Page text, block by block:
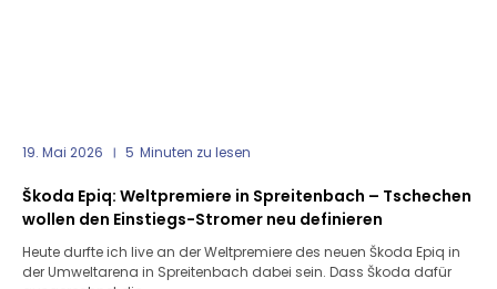
19. Mai 2026 5 Minuten zu lesen
Škoda Epiq: Weltpremiere in Spreitenbach – Tschechen
wollen den Einstiegs-Stromer neu definieren
Heute durfte ich live an der Weltpremiere des neuen Škoda Epiq in
der Umweltarena in Spreitenbach dabei sein. Dass Škoda dafür